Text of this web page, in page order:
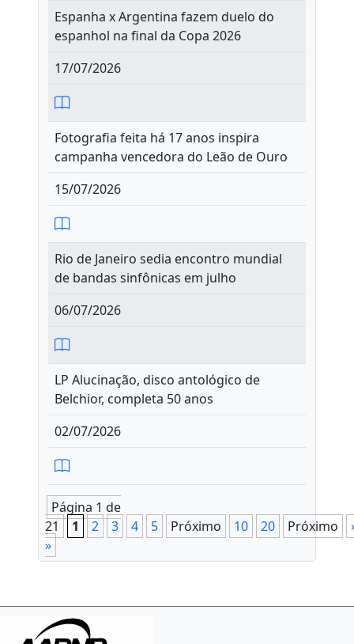
Espanha x Argentina fazem duelo do
espanhol na final da Copa 2026
17/07/2026
Fotografia feita há 17 anos inspira
campanha vencedora do Leão de Ouro
15/07/2026
Rio de Janeiro sedia encontro mundial
de bandas sinfônicas em julho
06/07/2026
LP Alucinação, disco antológico de
Belchior, completa 50 anos
02/07/2026
Página 1 de
21
1 2 3 4 5 Próximo 10 20 Próximo
»